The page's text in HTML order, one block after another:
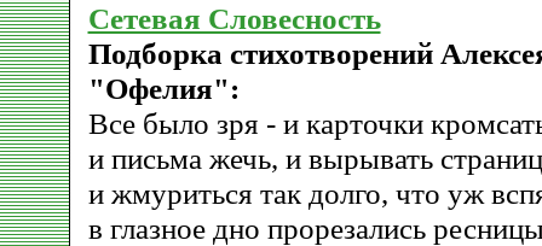
Сетевая Словесность
Подборка стихотворений
"Офелия":
Все было зря - и карточки
и письма жечь, и вырывать
и жмуриться так долго, что уж
в глазное дно прорезались